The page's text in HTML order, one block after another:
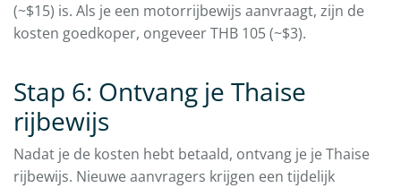
(~$15) is. Als je een motorrijbewijs aanvraagt, zijn de
kosten goedkoper, ongeveer THB 105 (~$3).
Stap 6: Ontvang je Thaise
rijbewijs
Nadat je de kosten hebt betaald, ontvang je je Thaise
rijbewijs. Nieuwe aanvragers krijgen een tijdelijk